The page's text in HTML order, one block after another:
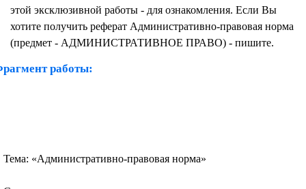
этой эксклюзивной работы - для ознакомления. Если Вы
хотите получить реферат Административно-правовая норма
(предмет - АДМИНИСТРАТИВНОЕ ПРАВО) - пишите.
работы:
Тема: «Административно-правовая норма»